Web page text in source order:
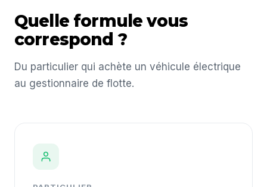
Quelle formule vous
correspond ?
Du particulier qui achète un véhicule électrique
au gestionnaire de flotte.